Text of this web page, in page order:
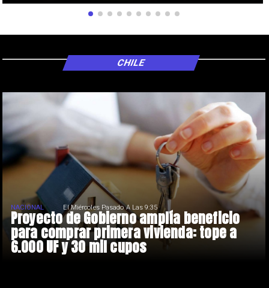
Proyecto de Gobierno amplía beneficio
para comprar primera vivienda: tope a
6.000 UF y 30 mil cupos
NACIONAL El Miércoles Pasado A Las 9:35
CHILE